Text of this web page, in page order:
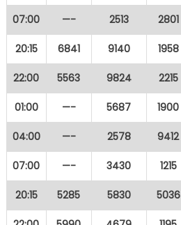
07:00 —- 2513 2801
20:15 6841 9140 1958
22:00 5563 9824 2215
01:00 —- 5687 1900
04:00 —- 2578 9412
07:00 —- 3430 1215
20:15 5285 5830 5036